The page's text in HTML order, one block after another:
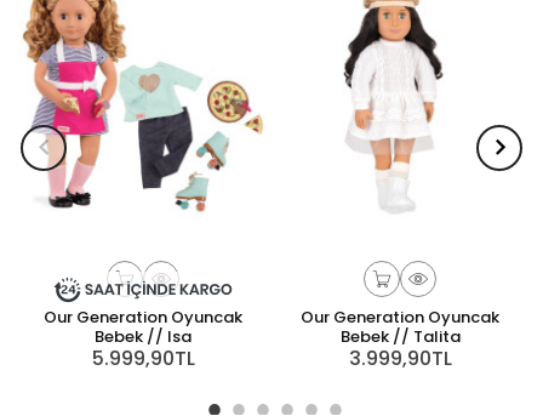
Our Generation Oyuncak
Bebek // Isa
5.999,90TL
Our Generation Oyuncak
Bebek // Talita
3.999,90TL